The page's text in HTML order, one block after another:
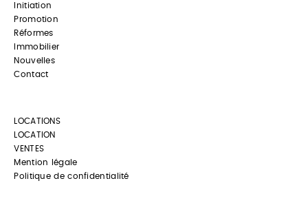
Initiation
Promotion
Réformes
Immobilier
Nouvelles
Contact
LOCATIONS
LOCATION
VENTES
Mention légale
Politique de confidentialité